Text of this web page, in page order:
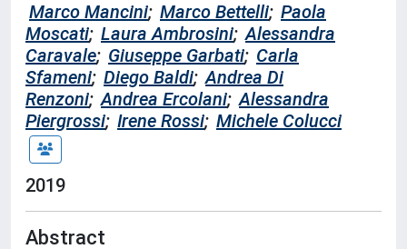
Marco Mancini; Marco Bettelli; Paola
Moscati; Laura Ambrosini; Alessandra
Caravale; Giuseppe Garbati; Carla
Sfameni; Diego Baldi; Andrea Di
Renzoni; Andrea Ercolani; Alessandra
Piergrossi; Irene Rossi; Michele Colucci
2019
Abstract